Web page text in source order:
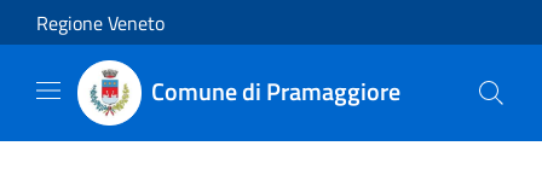
Salta al contenuto principale
Regione Veneto
Comune di Pramaggiore